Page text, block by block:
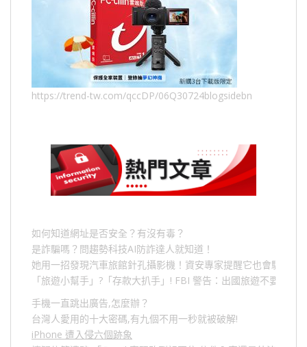
https://trend-tw.com/qccDP/06Q30724blogsidebn
如何知道網址是否安全？有沒有毒？
是詐騙嗎？問趨勢科技AI防詐達人就知道！
她用一招發現汽車旅館針孔攝影機！資安專家提醒它也會駭人成
「旅遊小幫手」 ? 「存款大扒手」 ! FBI 警告：出國旅遊不要做的
手機一直跳出廣告,怎麼辦？
台灣人愛用的十大密碼,有九個不用一秒就被破解!
iPhone 遭入侵六個跡象